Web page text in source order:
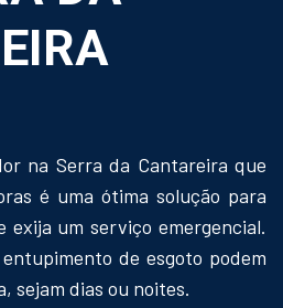
na Serra da Cantareira que
é uma ótima solução para
exija um serviço emergencial.
de esgoto podem
sejam dias ou noites.